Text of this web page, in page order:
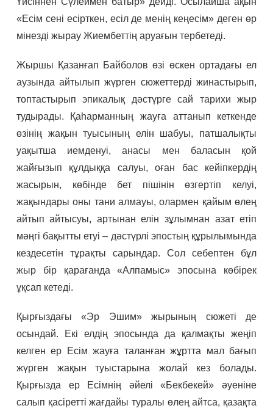
«Есім сені есірткен, есіл де менің кеңесім» деген өр
мінезді жырау Жиембеттің аруағын тербетеді.
Жыршы Қазанғап Байболов өзі өскен ортадағы ел
аузында айтылып жүрген сюжеттерді жинастырып,
топтастырып эпикалық дәстүрге сай тарихи жыр
тудырады. Қаһарманның жауға аттанып кеткенде
өзінің жақын туысының елін шабуы, патшалықты
уақытша иемденуі, анасы мен баласын қой
жайғызып құлдыққа салуы, оған бас кейіпкердің
жасырын, көбінде бет пішінін өзгертіп келуі,
жақындары оны тани алмауы, олармен қайым өлең
айтып айтысуы, артынан елін зұлымнан азат етіп
мәңгі бақытты етуі – дәстүрлі эпостың құрылымында
кездесетін тұрақты сарындар. Сол себептен бұл
жыр бір қарағанда «Алпамыс» эпосына көбірек
ұқсап кетеді.
Қырғыздағы «Эр Эшим» жырының сюжеті де
осындай. Екі елдің эпосында да қалмақты жеңіп
келген ер Есім жауға таланған жұртта мал бағып
жүрген жақын туыстарына жолай кез болады.
Қырғызда ер Есімнің әйелі «Бекбекей» әуеніне
салып қасіретті жағдайы туралы өлең айтса, қазақта